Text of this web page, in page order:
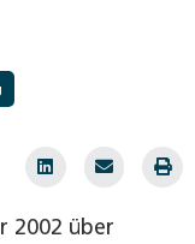
2002 über